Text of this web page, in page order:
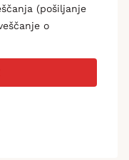
(pošiljanje
o